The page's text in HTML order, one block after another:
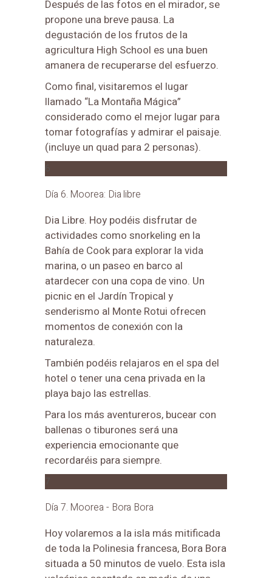
Después de las fotos en el mirador, se
propone una breve pausa. La
degustación de los frutos de la
agricultura High School es una buen
amanera de recuperarse del esfuerzo.
Como final, visitaremos el lugar
llamado “La Montaña Mágica”
considerado como el mejor lugar para
tomar fotografías y admirar el paisaje.
(incluye un quad para 2 personas).
6
Día 6. Moorea: Dia libre
Dia Libre. Hoy podéis disfrutar de
actividades como snorkeling en la
Bahía de Cook para explorar la vida
marina, o un paseo en barco al
atardecer con una copa de vino. Un
picnic en el Jardín Tropical y
senderismo al Monte Rotui ofrecen
momentos de conexión con la
naturaleza.
También podéis relajaros en el spa del
hotel o tener una cena privada en la
playa bajo las estrellas.
Para los más aventureros, bucear con
ballenas o tiburones será una
experiencia emocionante que
recordaréis para siempre.
Día 7. Moorea - Bora Bora
Hoy volaremos a la isla más mitificada
de toda la Polinesia francesa, Bora Bora
situada a 50 minutos de vuelo. Esta isla